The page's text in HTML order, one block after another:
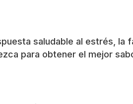
saludable al estrés, la
para obtener el mejor